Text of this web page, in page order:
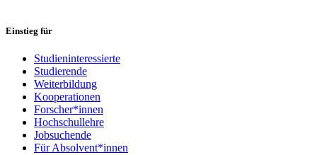
Einstieg für
Studieninteressierte
Studierende
Weiterbildung
Kooperationen
Forscher*innen
Hochschullehre
Jobsuchende
Für Absolvent*innen